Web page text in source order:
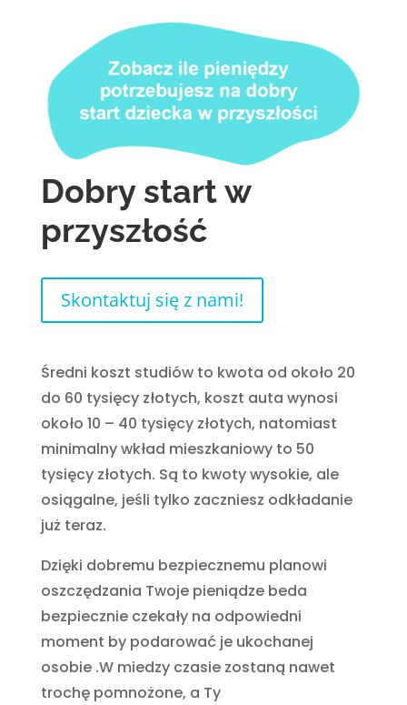
Dobry start w
przyszłość
Skontaktuj się z nami!
Średni koszt studiów to kwota od około 20
do 60 tysięcy złotych, koszt auta wynosi
około 10 – 40 tysięcy złotych, natomiast
minimalny wkład mieszkaniowy to 50
tysięcy złotych. Są to kwoty wysokie, ale
osiągalne, jeśli tylko zaczniesz odkładanie
już teraz.
Dzięki dobremu bezpiecznemu planowi
oszczędzania Twoje pieniądze beda
bezpiecznie czekały na odpowiedni
moment by podarować je ukochanej
osobie .W miedzy czasie zostaną nawet
trochę pomnożone, a Ty